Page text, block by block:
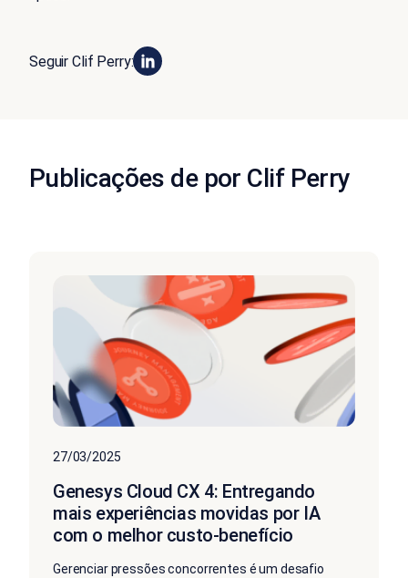
Seguir Clif Perry:
Publicações de por Clif Perry
27/03/2025
Genesys Cloud CX 4: Entregando
mais experiências movidas por IA
com o melhor custo-benefício
Gerenciar pressões concorrentes é um desafio